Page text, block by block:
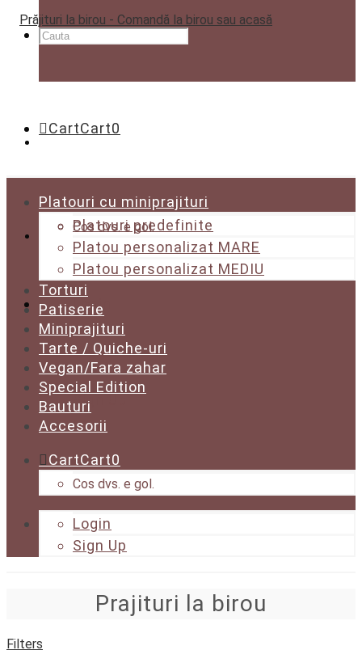
CartCart0
Cos dvs. e gol.
Login
Sign Up
Platouri cu miniprajituri
Platouri predefinite
Platou personalizat MARE
Platou personalizat MEDIU
Torturi
Patiserie
Miniprajituri
Tarte / Quiche-uri
Vegan/Fara zahar
Special Edition
Bauturi
Accesorii
CartCart0
Cos dvs. e gol.
Login
Sign Up
Prajituri la birou
Filters